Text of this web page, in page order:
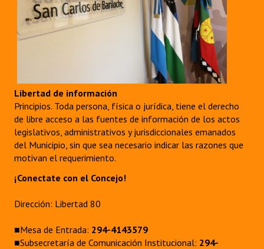
Libertad de información
Principios. Toda persona, física o jurídica, tiene el derecho
de libre acceso a las fuentes de información de los actos
legislativos, administrativos y jurisdiccionales emanados
del Municipio, sin que sea necesario indicar las razones que
motivan el requerimiento.
¡Conectate con el Concejo!
Dirección: Libertad 80
■Mesa de Entrada: 294-4143579
■Subsecretaría de Comunicación Institucional: 294-